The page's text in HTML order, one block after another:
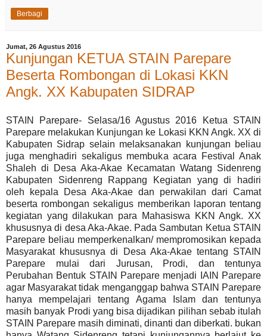
Berbagi
Jumat, 26 Agustus 2016
Kunjungan KETUA STAIN Parepare
Beserta Rombongan di Lokasi KKN
Angk. XX Kabupaten SIDRAP
STAIN Parepare- Selasa/16 Agustus 2016 Ketua STAIN
Parepare melakukan Kunjungan ke Lokasi KKN Angk. XX di
Kabupaten Sidrap selain melaksanakan kunjungan beliau
juga menghadiri sekaligus membuka acara Festival Anak
Shaleh di Desa Aka-Akae Kecamatan Watang Sidenreng
Kabupaten Sidenreng Rappang Kegiatan yang di hadiri
oleh kepala Desa Aka-Akae dan perwakilan dari Camat
beserta rombongan sekaligus memberikan laporan tentang
kegiatan yang dilakukan para Mahasiswa KKN Angk. XX
khususnya di desa Aka-Akae. Pada Sambutan Ketua STAIN
Parepare beliau memperkenalkan/ mempromosikan kepada
Masyarakat khususnya di Desa Aka-Akae tentang STAIN
Parepare mulai dari Jurusan, Prodi, dan tentunya
Perubahan Bentuk STAIN Parepare menjadi IAIN Parepare
agar Masyarakat tidak menganggap bahwa STAIN Parepare
hanya mempelajari tentang Agama Islam dan tentunya
masih banyak Prodi yang bisa dijadikan pilihan sebab itulah
STAIN Parepare masih diminati, dinanti dan diberkati. bukan